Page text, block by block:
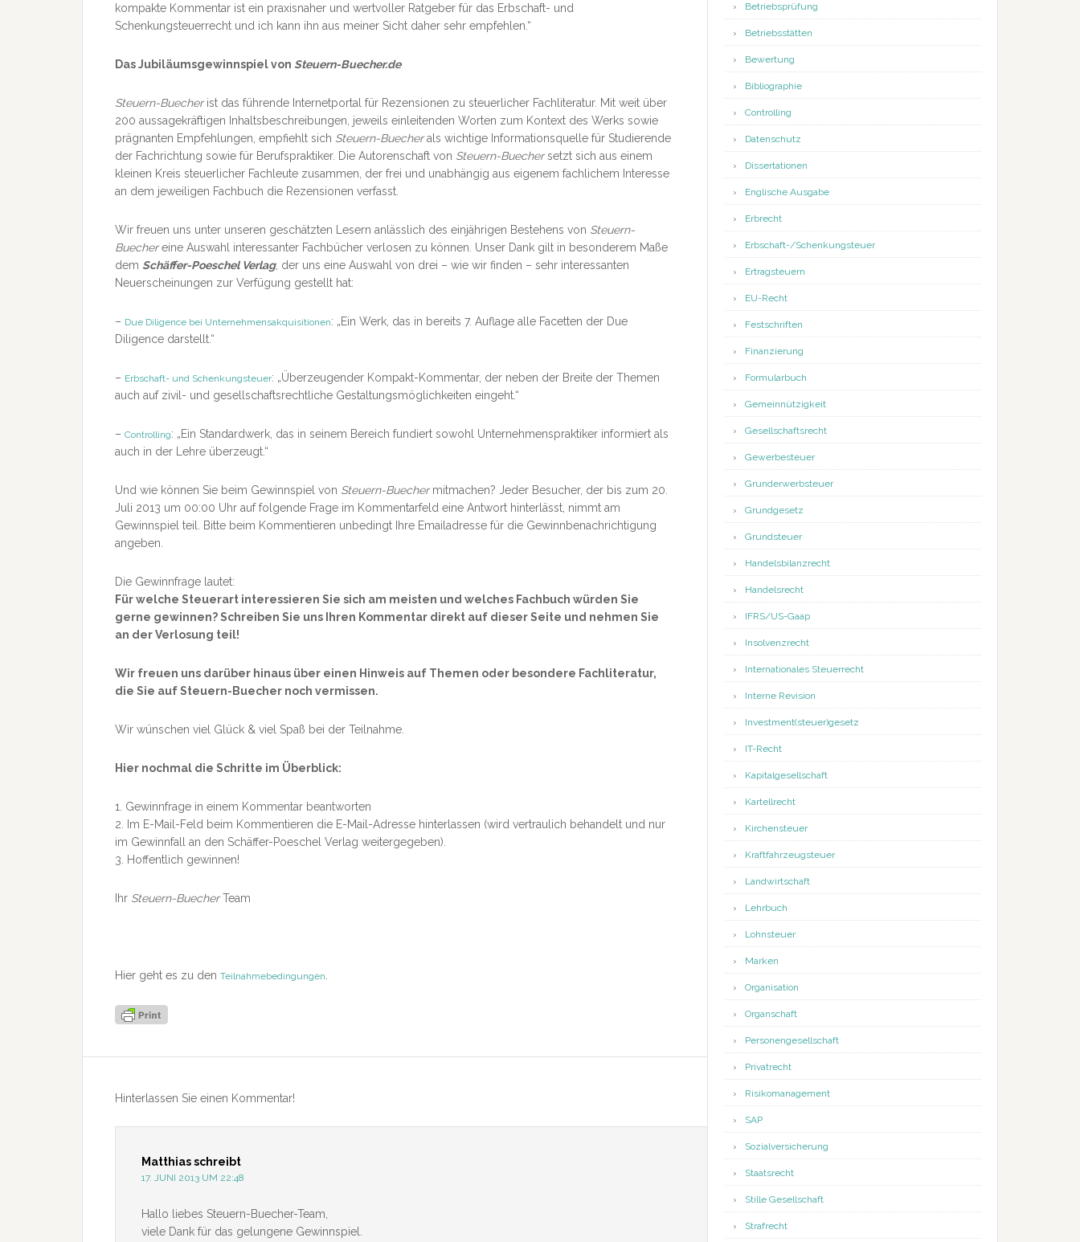
kompakte Kommentar ist ein praxisnaher und wertvoller Ratgeber für das Erbschaft- und
Schenkungsteuerrecht und ich kann ihn aus meiner Sicht daher sehr empfehlen.“
Das Jubiläumsgewinnspiel von Steuern-Buecher.de
Steuern-Buecherist das führende Internetportal für Rezensionen zu steuerlicher Fachliteratur. Mit weit über
200 aussagekräftigen Inhaltsbeschreibungen, jeweils einleitenden Worten zum Kontext des Werks sowie
prägnanten Empfehlungen, empfiehlt sich Steuern-Buecherals wichtige Informationsquelle für Studierende
der Fachrichtung sowie für Berufspraktiker. Die Autorenschaft von Steuern-Buechersetzt sich aus einem
kleinen Kreis steuerlicher Fachleute zusammen, der frei und unabhängig aus eigenem fachlichem Interesse
an dem jeweiligen Fachbuch die Rezensionen verfasst.
Wir freuen uns unter unseren geschätzten Lesern anlässlich des einjährigen Bestehens von Steuern-
Buechereine Auswahl interessanter Fachbücher verlosen zu können. Unser Dank gilt in besonderem Maße
dem Schäffer-Poeschel Verlag, der uns eine Auswahl von drei – wie wir finden – sehr interessanten
Neuerscheinungen zur Verfügung gestellt hat:
– Due Diligence bei Unternehmensakquisitionen: „Ein Werk, das in bereits 7. Auflage alle Facetten der Due
Diligence darstellt.“
– Erbschaft- und Schenkungsteuer: „Überzeugender Kompakt-Kommentar, der neben der Breite der Themen
auch auf zivil- und gesellschaftsrechtliche Gestaltungsmöglichkeiten eingeht.“
– Controlling: „Ein Standardwerk, das in seinem Bereich fundiert sowohl Unternehmenspraktiker informiert als
auch in der Lehre überzeugt.“
Und wie können Sie beim Gewinnspiel von Steuern-Buechermitmachen? Jeder Besucher, der bis zum 20.
Juli 2013 um 00:00 Uhr auf folgende Frage im Kommentarfeld eine Antwort hinterlässt, nimmt am
Gewinnspiel teil. Bitte beim Kommentieren unbedingt Ihre Emailadresse für die Gewinnbenachrichtigung
angeben.
Die Gewinnfrage lautet:
Für welche Steuerart interessieren Sie sich am meisten und welches Fachbuch würden Sie
gerne gewinnen? Schreiben Sie uns Ihren Kommentar direkt auf dieser Seite und nehmen Sie
an der Verlosung teil!
Wir freuen uns darüber hinaus über einen Hinweis auf Themen oder besondere Fachliteratur,
die Sie auf Steuern-Buecher noch vermissen.
Wir wünschen viel Glück & viel Spaß bei der Teilnahme.
Hier nochmal die Schritte im Überblick:
1. Gewinnfrage in einem Kommentar beantworten
2. Im E-Mail-Feld beim Kommentieren die E-Mail-Adresse hinterlassen (wird vertraulich behandelt und nur
im Gewinnfall an den Schäffer-Poeschel Verlag weitergegeben).
3. Hoffentlich gewinnen!
Ihr Steuern-BuecherTeam
Hier geht es zu den Teilnahmebedingungen
Interaktionen
Hinterlassen Sie einen Kommentar!
Matthiasschreibt
17. JUNI 2013 UM 22:48
Hallo liebes Steuern-Buecher-Team,
viele Dank für das gelungene Gewinnspiel.
Betriebsprüfung
Betriebsstätten
Bewertung
Bibliographie
Controlling
Datenschutz
Dissertationen
Englische Ausgabe
Erbrecht
Erbschaft-/Schenkungsteuer
Ertragsteuern
EU-Recht
Festschriften
Finanzierung
Formularbuch
Gemeinnützigkeit
Gesellschaftsrecht
Gewerbesteuer
Grunderwerbsteuer
Grundgesetz
Grundsteuer
Handelsbilanzrecht
Handelsrecht
IFRS/US-Gaap
Insolvenzrecht
Internationales Steuerrecht
Interne Revision
Investment(steuer)gesetz
IT-Recht
Kapitalgesellschaft
Kartellrecht
Kirchensteuer
Kraftfahrzeugsteuer
Landwirtschaft
Lehrbuch
Lohnsteuer
Marken
Organisation
Organschaft
Personengesellschaft
Privatrecht
Risikomanagement
SAP
Sozialversicherung
Staatsrecht
Stille Gesellschaft
Strafrecht